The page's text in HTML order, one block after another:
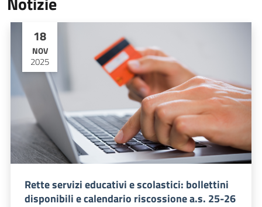
18
NOV
2025
Rette servizi educativi e scolastici: bollettini
disponibili e calendario riscossione a.s. 25-26